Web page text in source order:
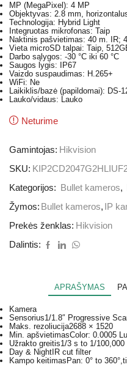
MP (MegaPixel): 4 MP
Objektyvas: 2.8 mm,
Technologija: Hybrid Light
Integruotas mikrofonas: Taip
Naktinis pašvietimas: 40 m. IR;
Vieta microSD talpai: Taip,
Darbo sąlygos: -30 °C iki 60 °C
Saugos lygis: IP67
Vaizdo suspaudimas: H.265+
WiFi: Ne
Laikiklis/bazė (papildomai): DS-
Lauko/vidaus: Lauko
Neturime
Gamintojas: Hikvision
SKU:
Kategorijos:
Bullet kameros,
Žymos: Bullet kameros, IP
Prekės ženklas: Hikvision
Dalintis:
APRAŠYMAS
Kamera
Sensorius1/1.8″ Progressive
Maks. rezoliucija2688 × 1520
Min. apšvietimasColor: 0.0005
Užrakto greitis1/3 s to 1/100,000
Day & Night IR cut filter
Kampo keitimas Pan: 0° to